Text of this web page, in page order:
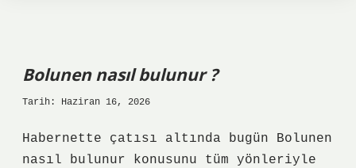
Bolunen nasıl bulunur ?
Tarih: Haziran 16, 2026
Habernette çatısı altında bugün Bolunen
nasıl bulunur konusunu tüm yönleriyle